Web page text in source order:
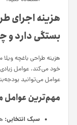
هزینه اجرای
بستگی دارد و
هزینه طراحی باغچه ویلا
خود می‌کند. عوامل
عوامل می‌توانید
مهم‌ترین عوامل
سبک انتخابی: